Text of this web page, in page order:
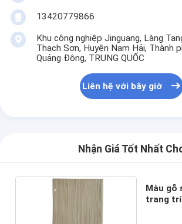
13420779866
Khu công nghiệp Jinguang, Làng
Thạch Sơn, Huyện Nam Hải, Thành
Quảng Đông, TRUNG QUỐC
Liên hệ với bây giờ
Nhận Giá Tốt Nhất
Màu gỗ
trang trí